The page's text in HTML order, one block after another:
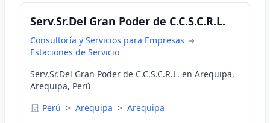
Serv.Sr.Del Gran Poder de C.C.S.C.R.L.
Consultoría y Servicios para Empresas
Estaciones de Servicio
Serv.Sr.Del Gran Poder de C.C.S.C.R.L. en Arequipa,
Arequipa, Perú
Perú > Arequipa > Arequipa